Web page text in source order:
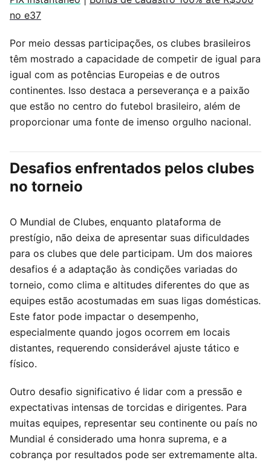
no e37
Por meio dessas participações, os clubes brasileiros
têm mostrado a capacidade de competir de igual para
igual com as potências Europeias e de outros
continentes. Isso destaca a perseverança e a paixão
que estão no centro do futebol brasileiro, além de
proporcionar uma fonte de imenso orgulho nacional.
Desafios enfrentados pelos clubes
no torneio
O Mundial de Clubes, enquanto plataforma de
prestígio, não deixa de apresentar suas dificuldades
para os clubes que dele participam. Um dos maiores
desafios é a adaptação às condições variadas do
torneio, como clima e altitudes diferentes do que as
equipes estão acostumadas em suas ligas domésticas.
Este fator pode impactar o desempenho,
especialmente quando jogos ocorrem em locais
distantes, requerendo considerável ajuste tático e
físico.
Outro desafio significativo é lidar com a pressão e
expectativas intensas de torcidas e dirigentes. Para
muitas equipes, representar seu continente ou país no
Mundial é considerado uma honra suprema, e a
cobrança por resultados pode ser extremamente alta.